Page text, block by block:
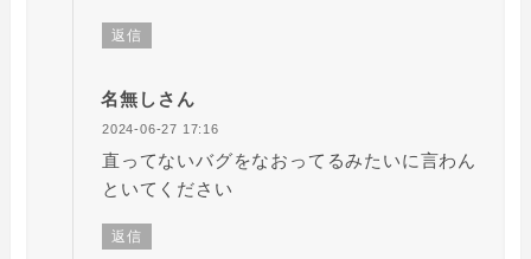
返信
名無しさん
2024-06-27 17:16
直ってないバグをなおってるみたいに言わん
といてください
返信